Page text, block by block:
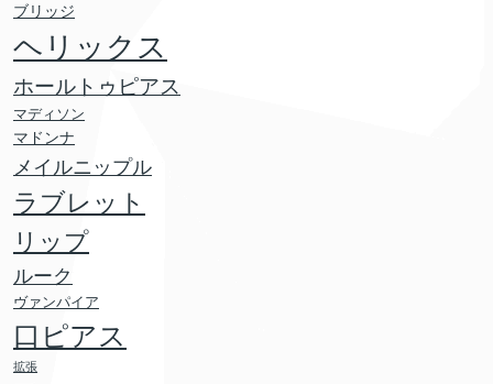
ブリッジ
ヘリックス
ホールトゥピアス
マディソン
マドンナ
メイルニップル
ラブレット
リップ
ルーク
ヴァンパイア
口ピアス
拡張